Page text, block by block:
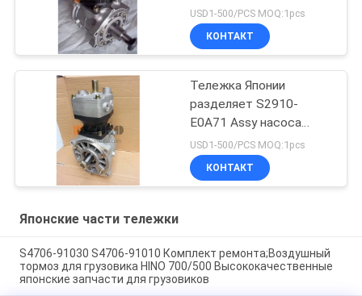
компрессора воздуха 2
слоев для бренда HINO
700 Profia E13C HNTC
USD1-500/PCS MOQ:1pcs
КОНТАКТ
Тележка Японии
разделяет S2910-
E0A71 Assy насоса
компрессора воздуха 3
слоев для бренда HINO
700 Profia E13C HNTC
USD1-500/PCS MOQ:1pcs
КОНТАКТ
Японские части тележки
S4706-91030 S4706-91010 Комплект ремонта;Воздушный
тормоз для грузовика HINO 700/500 Высококачественные
японские запчасти для грузовиков